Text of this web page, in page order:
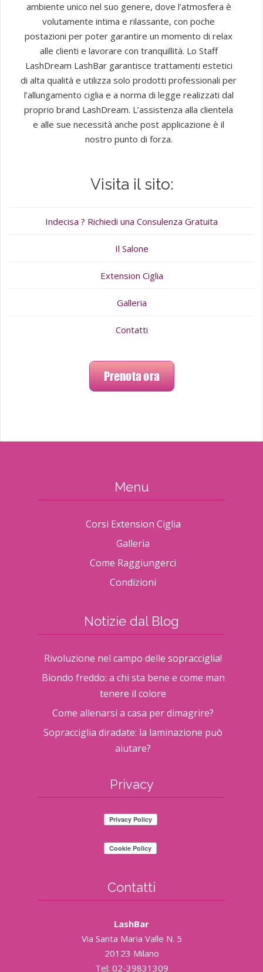
ambiente unico nel suo genere, dove l’atmosfera è
volutamente intima e rilassante, con poche
postazioni per poter garantire un momento di relax
alle clienti e lavorare con tranquillità. Lo Staff
LashDream LashBar garantisce trattamenti estetici
di alta qualità e utilizza solo prodotti professionali per
l’allungamento ciglia e a norma di legge realizzati dal
proprio brand LashDream. L’assistenza alla clientela
e alle sue necessità anche post applicazione è il
nostro punto di forza.
Visita il sito:
Indecisa ? Richiedi una Consulenza Gratuita
Il Salone
Extension Ciglia
Galleria
Contatti
Menu
Corsi Extension Ciglia
Galleria
Come Raggiungerci
Condizioni
Notizie dal Blog
Rivoluzione nel campo delle sopracciglia!
Biondo freddo: a chi sta bene e come man
tenere il colore
Come allenarsi a casa per dimagrire?
Sopracciglia diradate: la laminazione può
aiutare?
Privacy
Contatti
LashBar
Via Santa Maria Valle N. 5
20123 Milano
Tel: 02-39831309